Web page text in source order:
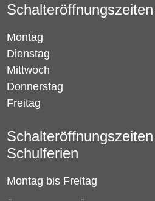
Schalteröffnungszeiten
Montag
Dienstag
Mittwoch
Donnerstag
Freitag
Schulferien
Montag bis Freitag